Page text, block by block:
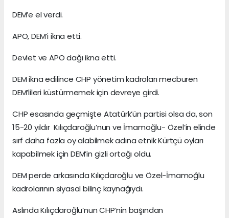
DEM’e el verdi.
APO, DEM’i ikna etti.
Devlet ve APO dağı ikna etti.
DEM ikna edilince CHP yönetim kadroları mecburen
DEM’lileri küstürmemek için devreye girdi.
CHP esasında geçmişte Atatürk’ün partisi olsa da, son
15-20 yıldır Kılıçdaroğlu’nun ve İmamoğlu- Özel’in elinde
sırf daha fazla oy alabilmek adına etnik Kürtçü oyları
kapabilmek için DEM’in gizli ortağı oldu.
DEM perde arkasında Kılıçdaroğlu ve Özel-İmamoğlu
kadrolarının siyasal bilinç kaynağıydı.
Aslında Kılıçdaroğlu’nun CHP’nin başından